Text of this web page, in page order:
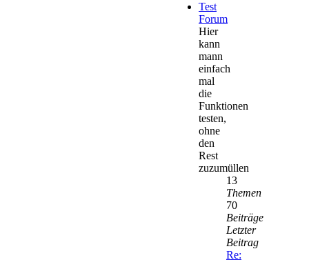
Test
Forum
Hier
kann
mann
einfach
mal
die
Funktionen
testen,
ohne
den
Rest
zuzumüllen
13
Themen
70
Beiträge
Letzter
Beitrag
Re: